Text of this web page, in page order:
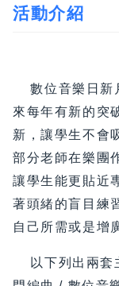
活動介紹
數位音樂日新
來每年有新的突
新，讓學生不會
部分老師在樂團
讓學生能更貼近
著頭緒的盲目練
自己所需或是增
以下列出兩套